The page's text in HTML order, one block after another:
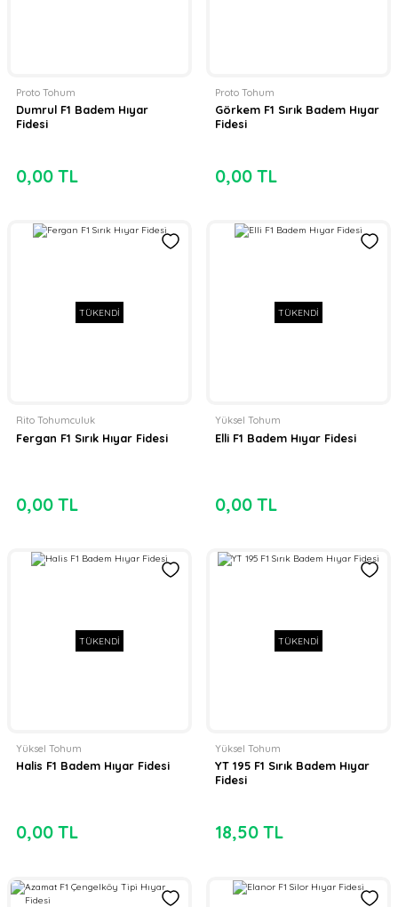
Proto Tohum
Dumrul F1 Badem Hıyar
Fidesi
0,00 TL
Proto Tohum
Görkem F1 Sırık Badem Hıyar
Fidesi
0,00 TL
TÜKENDİ
Rito Tohumculuk
Fergan F1 Sırık Hıyar Fidesi
0,00 TL
TÜKENDİ
Yüksel Tohum
Elli F1 Badem Hıyar Fidesi
0,00 TL
TÜKENDİ
Yüksel Tohum
Halis F1 Badem Hıyar Fidesi
0,00 TL
TÜKENDİ
Yüksel Tohum
YT 195 F1 Sırık Badem Hıyar
Fidesi
18,50 TL